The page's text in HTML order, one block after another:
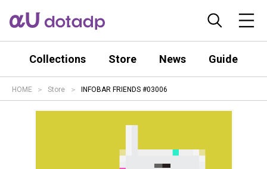
Collections Store News Guide
HOME Store INFOBAR FRIENDS #03006